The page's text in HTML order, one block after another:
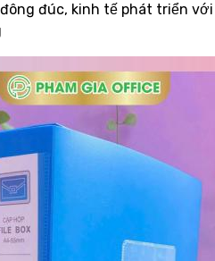
đúc, kinh tế phát triển